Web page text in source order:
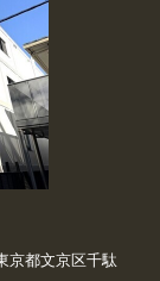
京都文京区千駄